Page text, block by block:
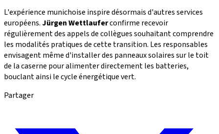
L'expérience munichoise inspire désormais d'autres services
européens.Jürgen Wettlauferconfirme recevoir
régulièrement des appels de collègues souhaitant comprendre
les modalités pratiques de cette transition. Les responsables
envisagent même d'installer des panneaux solaires sur le toit
de la caserne pour alimenter directement les batteries,
bouclant ainsi le cycle énergétique vert.
Partager